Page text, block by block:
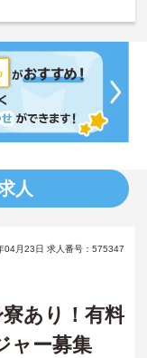
人
04月23日 求人番号：575347
あり！有料
ャー募集